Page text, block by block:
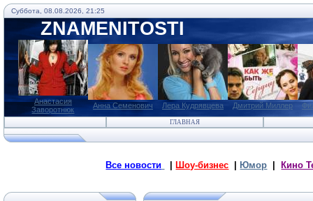
Суббота, 08.08.2026, 21:25
ZNAMENITOSTI
Анастасия
Заворотнюк
Анна Семенович Лера Кудрявцева Дмитрий Миллер
ГЛАВНАЯ
Все новости Шоу-бизнес Юмор Кино